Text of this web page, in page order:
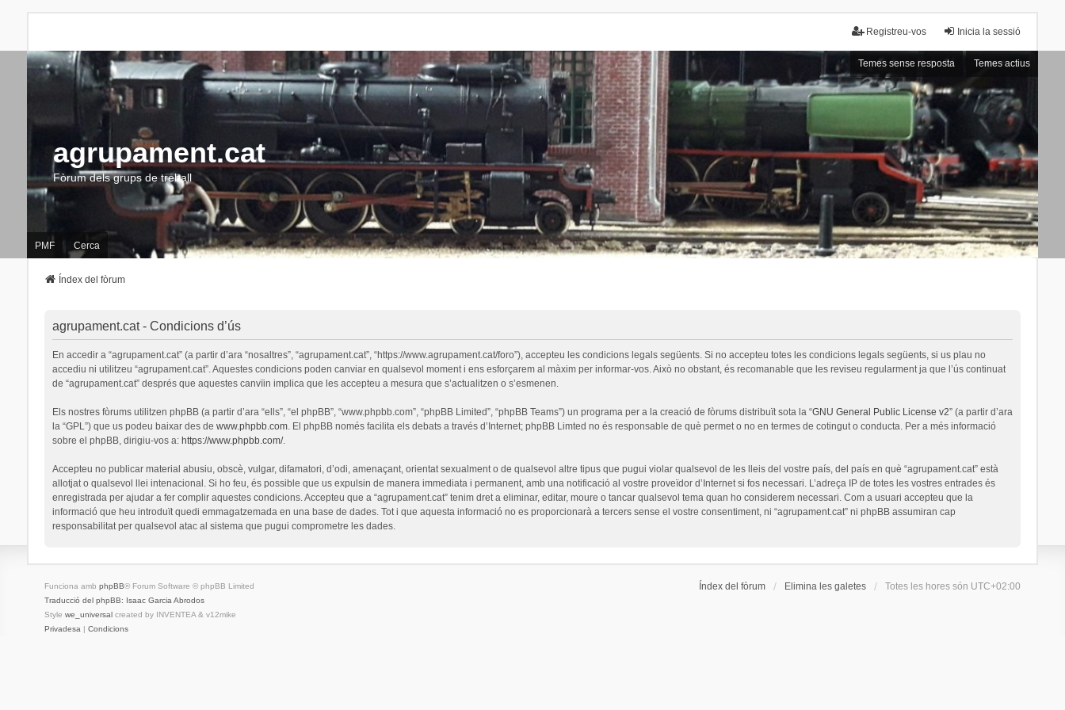
Inicia la sessió
Registreu-vos
Temes sense resposta Temes actius
agrupament.cat
Fòrum dels grups de treball
PMF Cerca
Índex del fòrum
agrupament.cat - Condicions d’ús
En accedir a “agrupament.cat” (a partir d’ara “nosaltres”, “agrupament.cat”, “https://www.agrupament.cat/foro”), accepteu les condicions legals següents. Si no accepteu totes les condicions legals següents, si us plau no
accediu ni utilitzeu “agrupament.cat”. Aquestes condicions poden canviar en qualsevol moment i ens esforçarem al màxim per informar-vos. Això no obstant, és recomanable que les reviseu regularment ja que l’ús continuat
de “agrupament.cat” després que aquestes canvïin implica que les accepteu a mesura que s’actualitzen o s’esmenen.
Els nostres fòrums utilitzen phpBB (a partir d’ara “ells”, “el phpBB”, “www.phpbb.com”, “phpBB Limited”, “phpBB Teams”) un programa per a la creació de fòrums distribuït sota la “GNU General Public License v2” (a partir d’ara
la “GPL”) que us podeu baixar des de www.phpbb.com. El phpBB només facilita els debats a través d’Internet; phpBB Limted no és responsable de què permet o no en termes de cotingut o conducta. Per a més informació
sobre el phpBB, dirigiu-vos a: https://www.phpbb.com/.
Accepteu no publicar material abusiu, obscè, vulgar, difamatori, d’odi, amenaçant, orientat sexualment o de qualsevol altre tipus que pugui violar qualsevol de les lleis del vostre país, del país en què “agrupament.cat” està
allotjat o qualsevol llei intenacional. Si ho feu, és possible que us expulsin de manera immediata i permanent, amb una notificació al vostre proveïdor d’Internet si fos necessari. L’adreça IP de totes les vostres entrades és
enregistrada per ajudar a fer complir aquestes condicions. Accepteu que a “agrupament.cat” tenim dret a eliminar, editar, moure o tancar qualsevol tema quan ho considerem necessari. Com a usuari accepteu que la
informació que heu introduït quedi emmagatzemada en una base de dades. Tot i que aquesta informació no es proporcionarà a tercers sense el vostre consentiment, ni “agrupament.cat” ni phpBB assumiran cap
responsabilitat per qualsevol atac al sistema que pugui comprometre les dades.
Índex del fòrum Elimina les galetes Totes les hores són UTC+02:00
Funciona amb phpBB® Forum Software © phpBB Limited
Traducció del phpBB: Isaac Garcia Abrodos
Style we_universalcreated by INVENTEA & v12mike
Privadesa | Condicions